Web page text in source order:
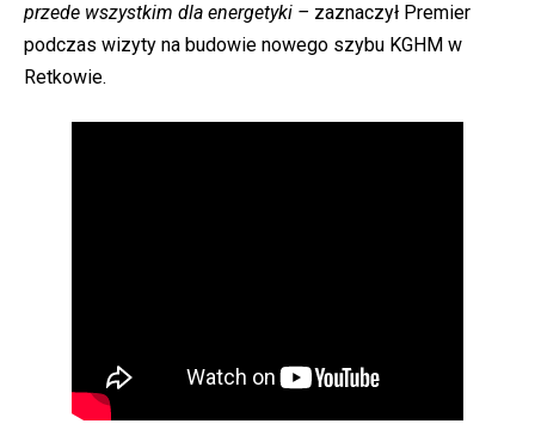
przede wszystkim dla energetyki – zaznaczył Premier
podczas wizyty na budowie nowego szybu KGHM w
Retkowie.